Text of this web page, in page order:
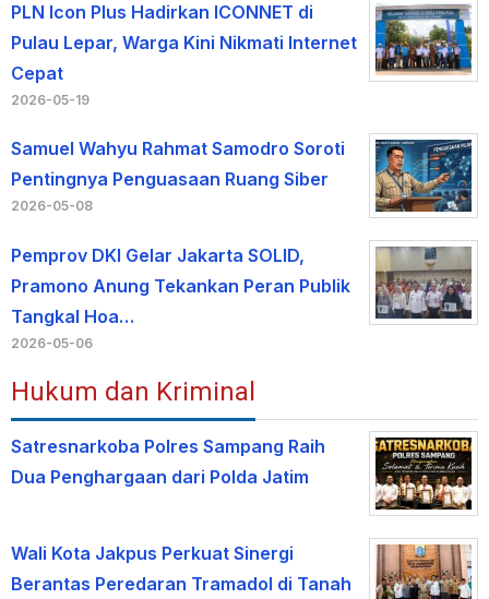
PLN Icon Plus Hadirkan ICONNET di
Pulau Lepar, Warga Kini Nikmati Internet
Cepat
2026-05-19
Samuel Wahyu Rahmat Samodro Soroti
Pentingnya Penguasaan Ruang Siber
2026-05-08
Pemprov DKI Gelar Jakarta SOLID,
Pramono Anung Tekankan Peran Publik
Tangkal Hoa…
2026-05-06
Hukum dan Kriminal
Satresnarkoba Polres Sampang Raih
Dua Penghargaan dari Polda Jatim
Wali Kota Jakpus Perkuat Sinergi
Berantas Peredaran Tramadol di Tanah